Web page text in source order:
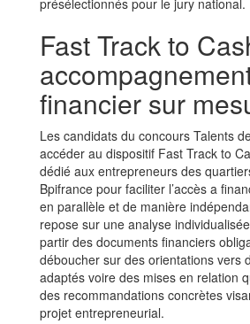
Fast Track to
financier sur
Les candidats du concours Talents
accéder au dispositif Fast Track to
dédié aux entrepreneurs des
Bpifrance pour faciliter l’accès a
en parallèle et de manière
repose sur une analyse
partir des documents financiers
déboucher sur des orientations vers
adaptés voire des mises en relation
des recommandations concrètes
projet entrepreneurial.